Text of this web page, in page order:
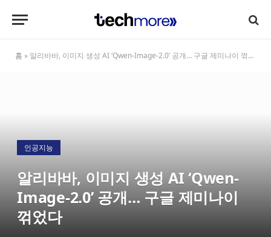
홈 » 알리바바, 이미지 생성 AI ‘Qwen-Image-2.0’ 공개… 구글 제미나이 꺾었다
인공지능
알리바바, 이미지 생성 AI ‘Qwen-
Image-2.0’ 공개… 구글 제미나이
꺾었다